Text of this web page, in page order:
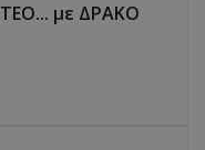
με ΔΡΑΚΟ